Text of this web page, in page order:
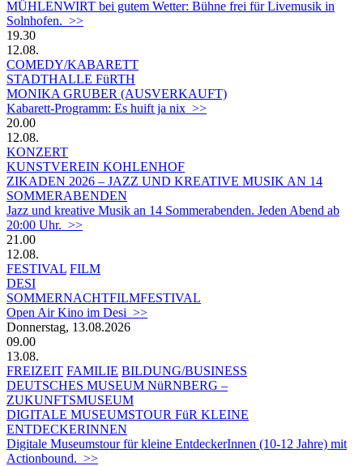
MÜHLENWIRT bei gutem Wetter: Bühne frei für Livemusik in
Solnhofen. >>
19.30
12.08.
COMEDY/KABARETT
STADTHALLE FüRTH
MONIKA GRUBER (AUSVERKAUFT)
Kabarett-Programm: Es huift ja nix >>
20.00
12.08.
KONZERT
KUNSTVEREIN KOHLENHOF
ZIKADEN 2026 – JAZZ UND KREATIVE MUSIK AN 14
SOMMERABENDEN
Jazz und kreative Musik an 14 Sommerabenden. Jeden Abend ab
20:00 Uhr. >>
21.00
12.08.
FESTIVAL FILM
DESI
SOMMERNACHTFILMFESTIVAL
Open Air Kino im Desi >>
Donnerstag, 13.08.2026
09.00
13.08.
FREIZEIT FAMILIE BILDUNG/BUSINESS
DEUTSCHES MUSEUM NüRNBERG –
ZUKUNFTSMUSEUM
DIGITALE MUSEUMSTOUR FüR KLEINE
ENTDECKERINNEN
Digitale Museumstour für kleine EntdeckerInnen (10-12 Jahre) mit
Actionbound. >>